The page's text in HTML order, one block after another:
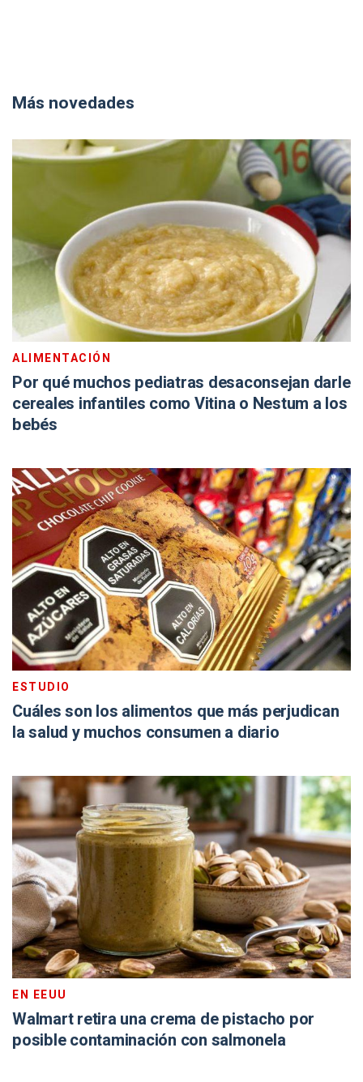
Más novedades
ALIMENTACIÓN
Por qué muchos pediatras desaconsejan darle
cereales infantiles como Vitina o Nestum a los
bebés
ESTUDIO
Cuáles son los alimentos que más perjudican
la salud y muchos consumen a diario
EN EEUU
Walmart retira una crema de pistacho por
posible contaminación con salmonela